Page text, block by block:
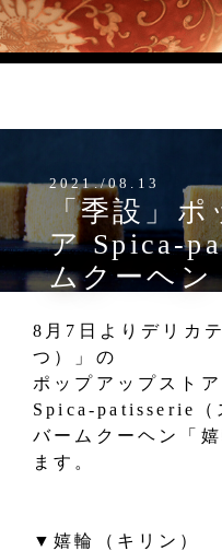
2021./08.13
「季設」ポ
ア Spica-
ムクーヘン
8月7日よりデリカ
つ）」の
ポップアップストア
Spica-patisserie（
バームクーヘン「
ます。
▼嬉輪（キリン）